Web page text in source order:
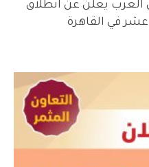
العرب يعلن عن انطلاق
عشر في القاهرة